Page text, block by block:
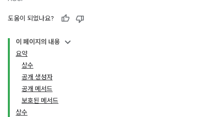
도움이 되었나요?
이 페이지의 내용
요약
상수
공개 생성자
공개 메서드
보호된 메서드
상수